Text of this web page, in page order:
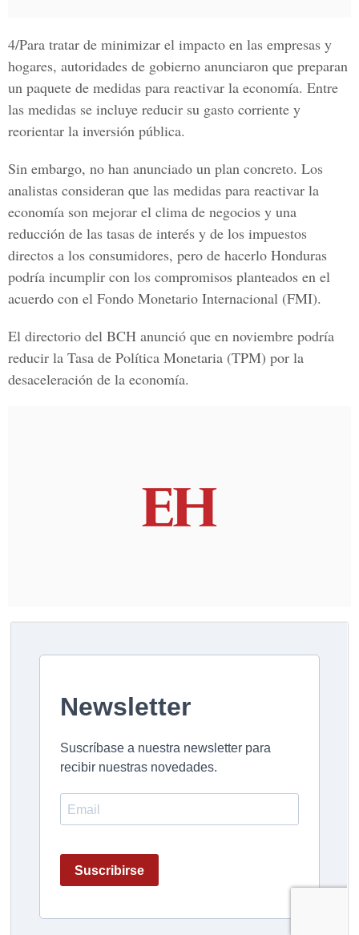
4/Para tratar de minimizar el impacto en las empresas y
hogares, autoridades de gobierno anunciaron que preparan
un paquete de medidas para reactivar la economía. Entre
las medidas se incluye reducir su gasto corriente y
reorientar la inversión pública.
Sin embargo, no han anunciado un plan concreto. Los
analistas consideran que las medidas para reactivar la
economía son mejorar el clima de negocios y una
reducción de las tasas de interés y de los impuestos
directos a los consumidores, pero de hacerlo Honduras
podría incumplir con los compromisos planteados en el
acuerdo con el Fondo Monetario Internacional (FMI).
El directorio del BCH anunció que en noviembre podría
reducir la Tasa de Política Monetaria (TPM) por la
desaceleración de la economía.